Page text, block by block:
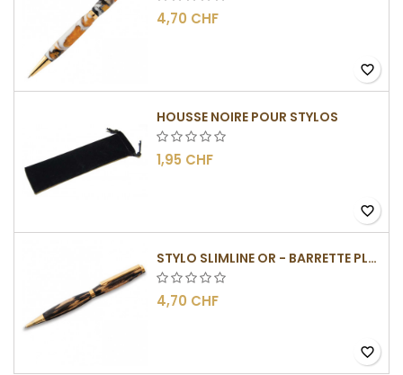
4,70 CHF
favorite_border
HOUSSE NOIRE POUR STYLOS
1,95 CHF
favorite_border
STYLO SLIMLINE OR - BARRETTE PLATE
4,70 CHF
favorite_border